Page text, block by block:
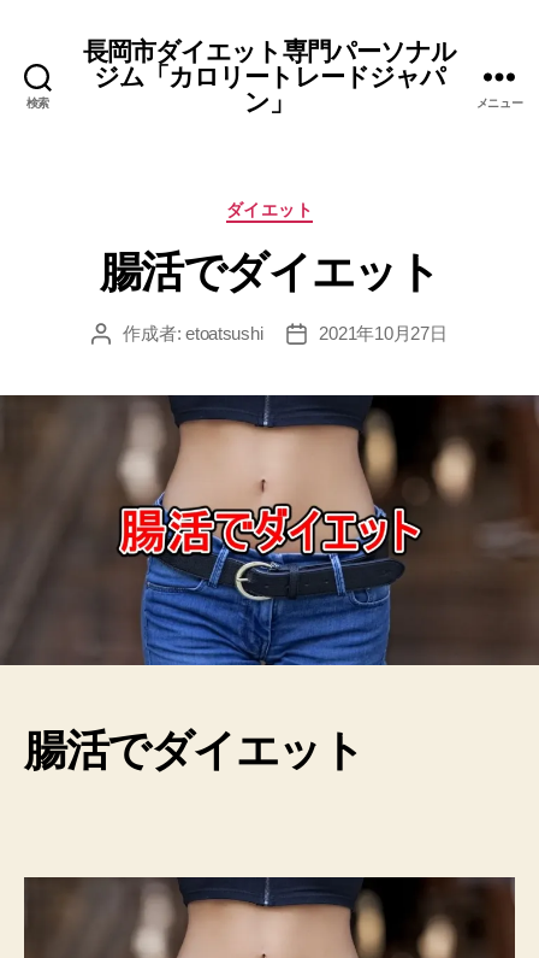
検索
長岡市ダイエット専門パーソナル
ジム「カロリートレードジャパ
ン」
メニュー
カ
ゴ
ダイエット
腸活でダイエット
投
作成者:etoatsushi
投
2021年10月27日
腸活でダイエット